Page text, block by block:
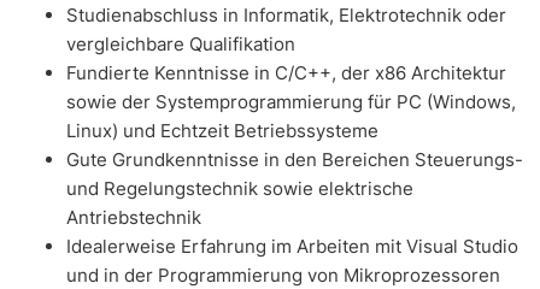
Studienabschluss in Informatik, Elektrotechnik oder
vergleichbare Qualifikation
Fundierte Kenntnisse in C/C++, der x86 Architektur
sowie der Systemprogrammierung für PC (Windows,
Linux) und Echtzeit Betriebssysteme
Gute Grundkenntnisse in den Bereichen Steuerungs-
und Regelungstechnik sowie elektrische
Antriebstechnik
Idealerweise Erfahrung im Arbeiten mit Visual Studio
und in der Programmierung von Mikroprozessoren